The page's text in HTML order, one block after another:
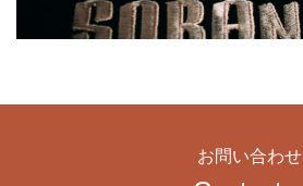
お問い合わせ